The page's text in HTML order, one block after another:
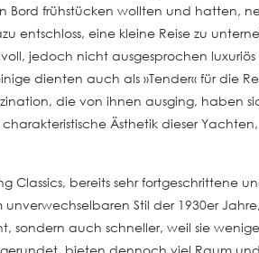
Bord frühstücken wollten und hatten,
eine kleine Reise zu
jedoch nicht ausgesprochen
dienten auch als »Tender« für die
die von ihnen ausging, haben
Ästhetik dieser
Classics, bereits sehr fortgeschrittene
Stil der 1930er
sondern auch schneller, weil sie
bieten dennoch viel Raum